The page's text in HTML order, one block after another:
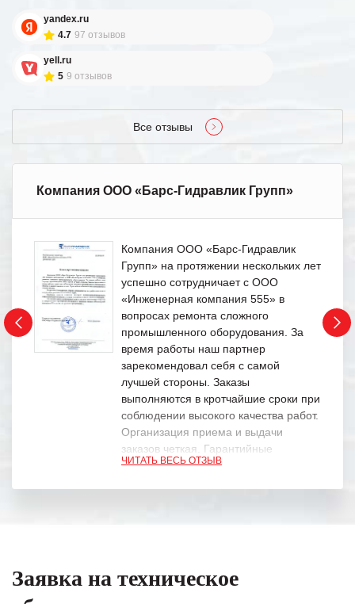
yandex.ru
4.7 97 отзывов
yell.ru
5 9 отзывов
Все отзывы
Компания ООО «Барс-Гидравлик Групп»
Компания ООО «Барс-Гидравлик
Групп» на протяжении нескольких лет
успешно сотрудничает с ООО
«Инженерная компания 555» в
вопросах ремонта сложного
промышленного оборудования. За
время работы наш партнер
зарекомендовал себя с самой
лучшей стороны. Заказы
выполняются в кротчайшие сроки при
соблюдении высокого качества работ.
Организация приема и выдачи
заказов четкая. Гарантийные
обязательства выполняются в
ЧИТАТЬ ВЕСЬ ОТЗЫВ
Заявка на техническое